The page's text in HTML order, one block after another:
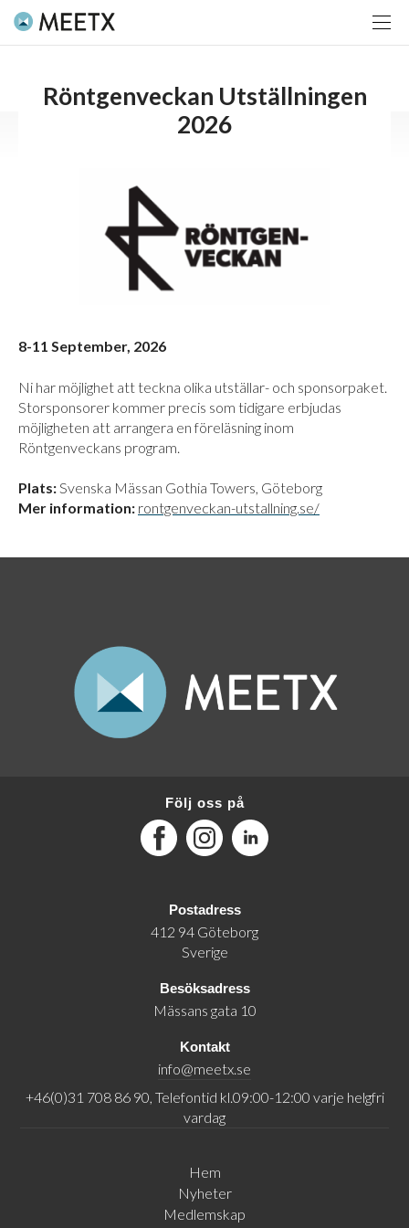
Röntgenveckan Utställningen
2026
8-11 September, 2026
Ni har möjlighet att teckna olika utställar- och sponsorpaket.
Storsponsorer kommer precis som tidigare erbjudas
möjligheten att arrangera en föreläsning inom
Röntgenveckans program.
Plats:Svenska Mässan Gothia Towers, Göteborg
Mer information: rontgenveckan-utstallning.se/
Följ oss på
FacebookInstagramLinkedIn
Postadress
412 94 Göteborg
Sverige
Besöksadress
Mässans gata 10
Kontakt
info@meetx.se
+46(0)31 708 86 90, Telefontid kl.09:00-12:00 varje helgfri
vardag
Hem
Nyheter
Medlemskap